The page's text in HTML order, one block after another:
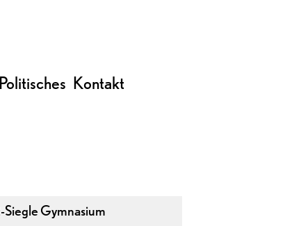
Kontakt
Siegle Gymnasium